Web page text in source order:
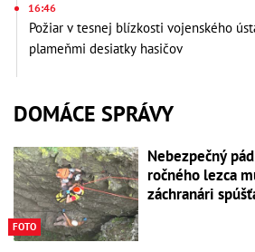
16:46
Požiar v tesnej blízkosti vojenského
plameňmi desiatky hasičov
DOMÁCE SPRÁVY
FOTO
Nebezpečný
ročného lezca
záchranári